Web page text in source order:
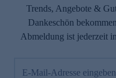
Trends, Angebote &
Dankeschön
Abmeldung ist jederzeit
E-Mail-Adresse eingeben